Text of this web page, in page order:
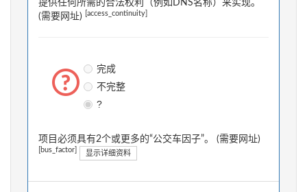
提供任何所需的合法权利（例如DNS名称）来实现。
(需要网址)
[access_continuity]
完成
不完整
?
项目必须具有2个或更多的“公交车因子”。 (需要网址)
[bus_factor] 显示详细资料